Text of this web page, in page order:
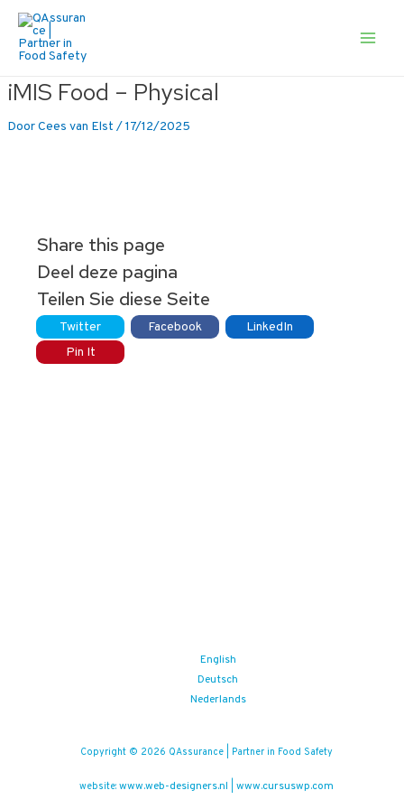
naar
iMIS Food – Physical
DoorCees van Elst /17/12/2025
Share this page
Deel deze pagina
Teilen Sie diese Seite
Twitter Facebook
LinkedIn
Pin It
English
Deutsch
Nederlands
Copyright © 2026 QAssurance | Partner in Food Safety
website: www.web-designers.nl www.cursuswp.com